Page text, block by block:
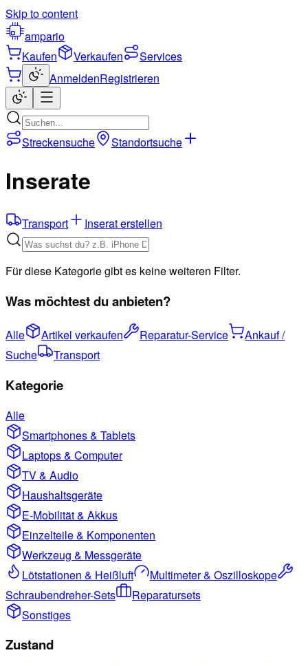
Skip to content
ampario
Kaufen
Verkaufen
Services
AnmeldenRegistrieren
Streckensuche Standortsuche
Inserate
Transport Inserat erstellen
Für diese Kategorie gibt es keine weiteren Filter.
Was möchtest du anbieten?
Alle Artikel verkaufen Reparatur-Service
Ankauf /
Suche
Transport
Kategorie
Alle
Smartphones & Tablets
Laptops & Computer
TV & Audio
Haushaltsgeräte
E-Mobilität & Akkus
Einzelteile & Komponenten
Werkzeug & Messgeräte
Lötstationen & Heißluft
Multimeter & Oszilloskope
Schraubendreher-Sets
Reparatursets
Sonstiges
Zustand